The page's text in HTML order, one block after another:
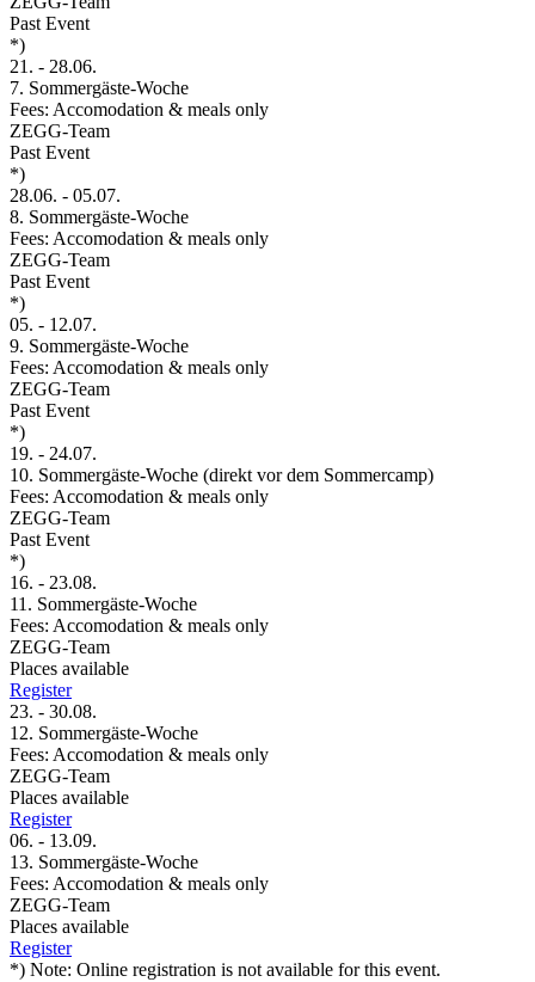
Past Event
*)
21. - 28.06.
7. Sommergäste-Woche
Fees: Accomodation & meals only
ZEGG-Team
Past Event
*)
28.06. - 05.07.
8. Sommergäste-Woche
Fees: Accomodation & meals only
ZEGG-Team
Past Event
*)
05. - 12.07.
9. Sommergäste-Woche
Fees: Accomodation & meals only
ZEGG-Team
Past Event
*)
19. - 24.07.
10. Sommergäste-Woche (direkt vor dem Sommercamp)
Fees: Accomodation & meals only
ZEGG-Team
Past Event
*)
16. - 23.08.
11. Sommergäste-Woche
Fees: Accomodation & meals only
ZEGG-Team
Places available
Register
23. - 30.08.
12. Sommergäste-Woche
Fees: Accomodation & meals only
ZEGG-Team
Places available
Register
06. - 13.09.
13. Sommergäste-Woche
Fees: Accomodation & meals only
ZEGG-Team
Places available
Register
*) Note: Online registration is not available for this event.